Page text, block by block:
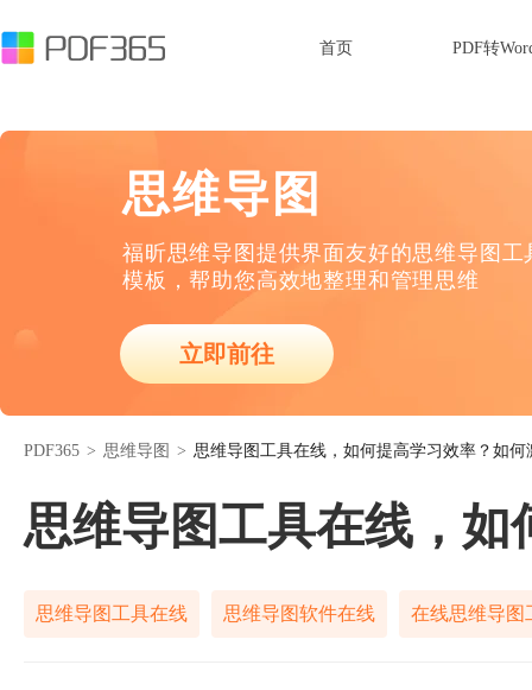
首页 PDF转
思维导图
福昕思维导图提供界面友好的思维导图
模板，帮助您高效地整理和管理思维
立即前往
PDF365 > 思维导图 > 思维导图工具在线，如何提高学习效率？如何
思维导图工具在线，
思维导图工具在线 思维导图软件在线 在线思维导图